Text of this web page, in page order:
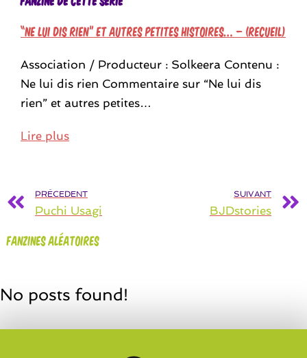
“Ne lui dis rien” et autres petites histoires… – (Recueil)
Association / Producteur : Solkeera Contenu :
Ne lui dis rien Commentaire sur “Ne lui dis
rien” et autres petites…
Lire plus
PRÉCEDENT
Puchi Usagi
SUIVANT
BJDstories
Fanzines aléatoires
No posts found!